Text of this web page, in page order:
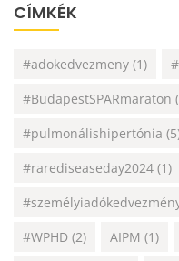
CÍMKÉK
#adokedvezmeny (1)
#BudapestSPARmaraton
#pulmonálishipertónia
#rarediseaseday2024 (1)
#WPHD (2) AIPM (1)